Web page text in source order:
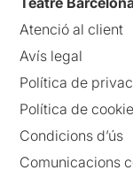
Atenció al client
Avís legal
Política de
Política de
Condicions d’ús
Comunicacions